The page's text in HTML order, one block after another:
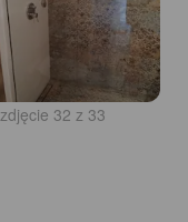
zdjęcie 32 z 33